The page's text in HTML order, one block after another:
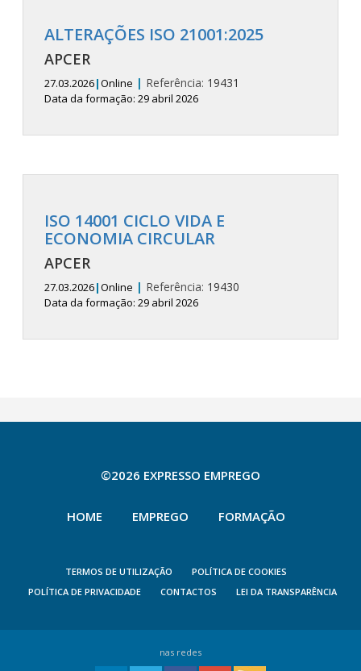
ALTERAÇÕES ISO 21001:2025
APCER
27.03.2026|Online | Referência: 19431
Data da formação: 29 abril 2026
ISO 14001 CICLO VIDA E
ECONOMIA CIRCULAR
APCER
27.03.2026|Online | Referência: 19430
Data da formação: 29 abril 2026
©2026 EXPRESSO EMPREGO
HOME EMPREGO FORMAÇÃO
TERMOS DE UTILIZAÇÃO
POLÍTICA DE COOKIES
POLÍTICA DE PRIVACIDADE
CONTACTOS LEI DA TRANSPARÊNCIA
nas redes